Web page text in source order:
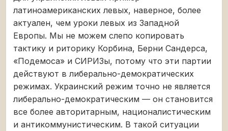
латиноамериканских левых, наверное, более
актуален, чем уроки левых из Западной
Европы. Мы не можем слепо копировать
тактику и риторику Корбина, Берни Сандерса,
«Подемоса» и СИРИЗы, потому что эти партии
действуют в либерально-демократических
режимах. Украинский режим точно не является
либерально-демократическим — он становится
все более авторитарным, националистическим
и антикоммунистическим. В такой ситуации